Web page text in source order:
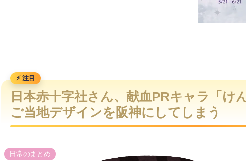
日本赤十字社さん、献血PRキャラ「け
ご当地デザインを阪神にしてしまう
日常のまとめ